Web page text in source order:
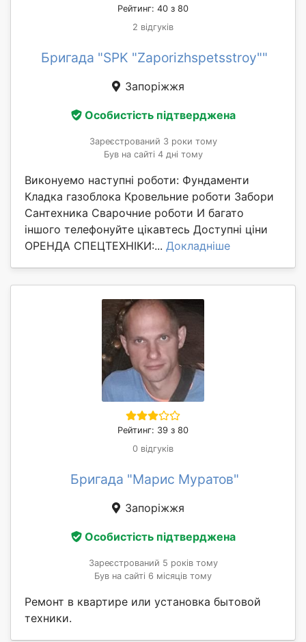
Рейтинг: 40 з 80
2 відгуків
Бригада "SPK "Zaporizhspetsstroy""
Запоріжжя
Особистість підтверджена
Зареєстрований 3 роки тому
Був на сайті 4 дні тому
Виконуемо наступні роботи: Фундаменти
Кладка газоблока Кровельние роботи Забори
Сантехника Сварочние роботи И багато
іншого телефонуйте цікавтесь Доступні ціни
ОРЕНДА СПЕЦТЕХНІКИ:... Докладніше
Рейтинг: 39 з 80
0 відгуків
Бригада "Марис Муратов"
Запоріжжя
Особистість підтверджена
Зареєстрований 5 років тому
Був на сайті 6 місяців тому
Ремонт в квартире или установка бытовой
техники.